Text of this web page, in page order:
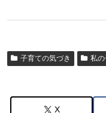
子育ての気づき 私
X